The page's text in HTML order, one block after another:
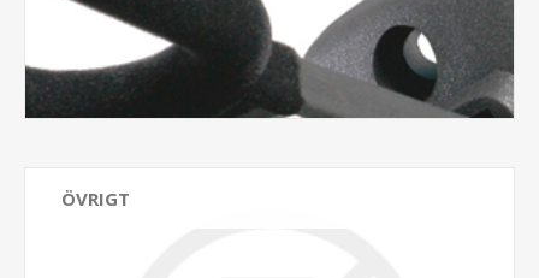
ÖVRIGT